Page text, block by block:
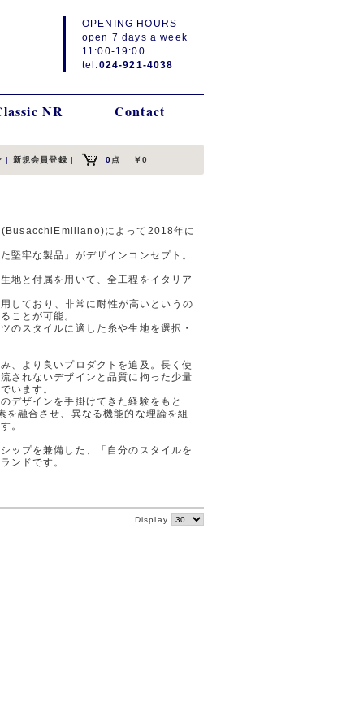
OPENING HOURS
open 7 days a week
11:00-19:00
tel. 024-921-4038
NR Contact
| 新規会員登録 | 0点 ￥0
(BusacchiEmiliano)によって2018年に
堅牢な製品」がデザインコンセプト。
地と付属を用いて、全工程をイタリア
しており、非常に耐性が高いというの
ことが可能。
のスタイルに適した糸や生地を選択・
、より良いプロダクトを追及。長く使
されないデザインと品質に拘った少量
います。
デザインを手掛けてきた経験をもと
融合させ、異なる機能的な理論を組
。
ップを兼備した、「自分のスタイルを
ンドです。
Display